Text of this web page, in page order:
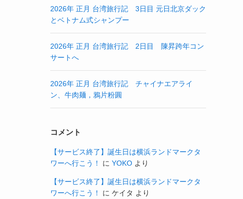
2026年 正月 台湾旅行記 3日目 元日北京ダック
とベトナム式シャンプー
2026年 正月 台湾旅行記 2日目 陳昇跨年コン
サートへ
2026年 正月 台湾旅行記 チャイナエアライ
ン、牛肉麺，鴉片粉圓
コメント
【サービス終了】誕生日は横浜ランドマークタ
ワーへ行こう！
に YOKO より
【サービス終了】誕生日は横浜ランドマークタ
ワーへ行こう！
に ケイタ より